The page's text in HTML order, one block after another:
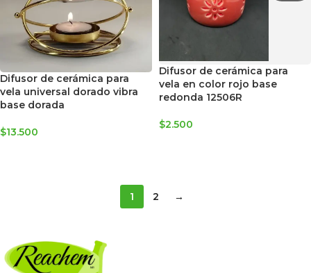
Difusor de cerámica para
vela universal dorado vibra
base dorada
$13.500
Difusor de cerámica para
vela en color rojo base
redonda 12506R
$2.500
1 2 →